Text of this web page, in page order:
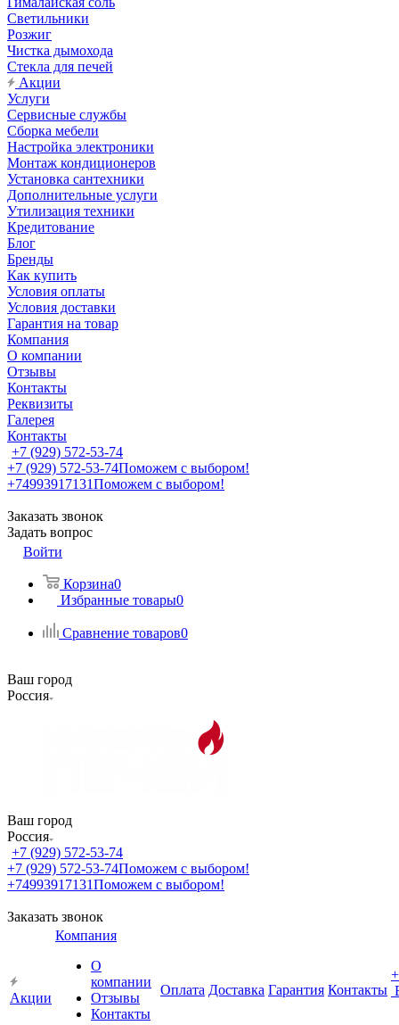
Светильники
Розжиг
Чистка дымохода
Стекла для печей
Акции
Услуги
Сервисные службы
Сборка мебели
Настройка электроники
Монтаж кондиционеров
Установка сантехники
Дополнительные услуги
Утилизация техники
Кредитование
Блог
Бренды
Как купить
Условия оплаты
Условия доставки
Гарантия на товар
Компания
О компании
Отзывы
Контакты
Реквизиты
Галерея
Контакты
+7 (929) 572-53-74
+7 (929) 572-53-74Поможем с выбором!
+74993917131Поможем с выбором!
Заказать звонок
Задать вопрос
Войти
Корзина0
Избранные товары0
Сравнение товаров0
Ваш город
Россия
Ваш город
Россия
+7 (929) 572-53-74
+7 (929) 572-53-74Поможем с выбором!
+74993917131Поможем с выбором!
Заказать звонок
Акции
Компания
О
компании
Отзывы
Контакты
Оплата Доставка Гарантия Контакты
+